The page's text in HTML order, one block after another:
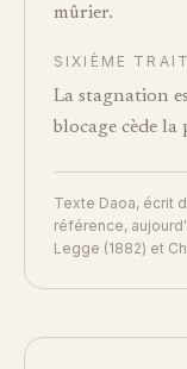
mûrier.
SIXIÈME TRAIT
La stagnation
blocage cède la
Texte Daoa, écrit
référence,
Legge (1882) et